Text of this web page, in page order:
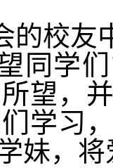
的校友
同学
望，
学习
妹，